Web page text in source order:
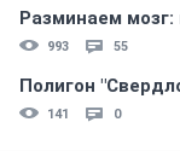
Разминаем мозг:
993 55
Полигон
141 0